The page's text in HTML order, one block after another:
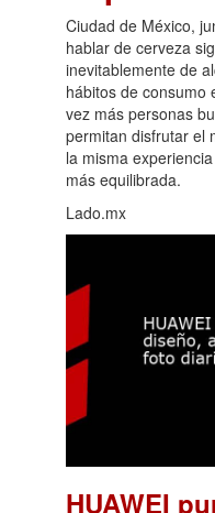
Ciudad de México,
hablar de cerveza
inevitablemente de
hábitos de consumo
vez más personas
permitan disfrutar el
la misma
más equilibrada.
Lado.mx
HUAWEI